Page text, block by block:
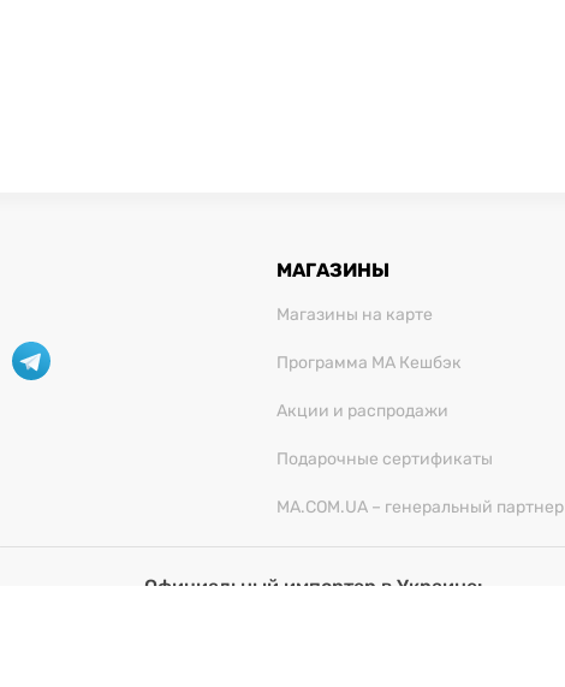
МАГАЗИНЫ
Магазины на карте
Программа МА Кешбэк
Акции и распродажи
Подарочные сертификаты
MA.COM.UA – генеральный партнер
Официальный импортер в Украине: